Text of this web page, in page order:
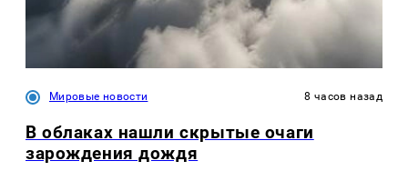
Мировые новости 8 часов назад
В облаках нашли скрытые очаги
зарождения дождя